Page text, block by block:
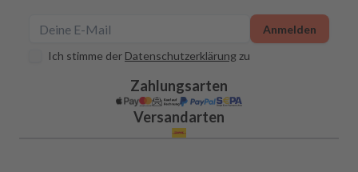
Ich stimme der Datenschutzerklärung zu
Anmelden
Zahlungsarten
Versandarten